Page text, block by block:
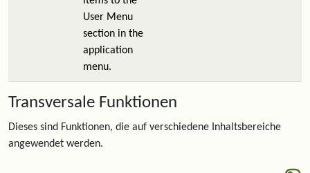
User Menu
section in the
application
menu.
Transversale Funktionen
Dieses sind Funktionen, die auf verschiedene Inhaltsbereiche
angewendet werden.